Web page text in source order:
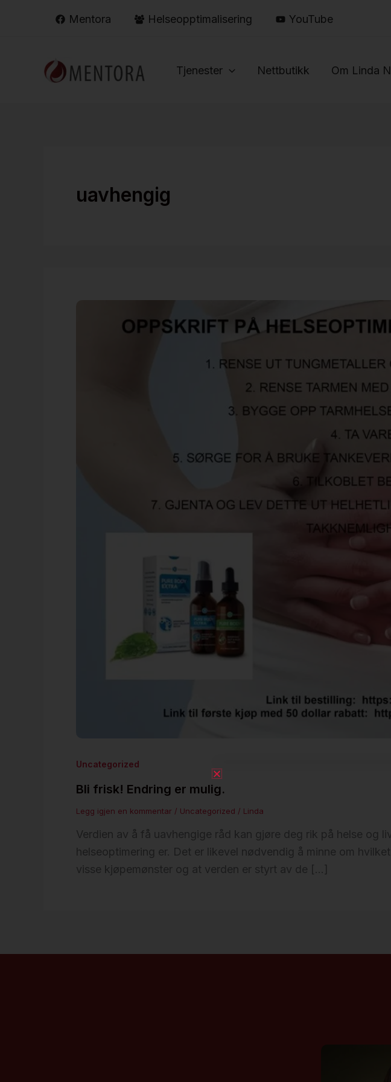
Mentora Helseopptimalisering YouTube
Tjenester Nettbutikk Om Linda
uavhengig
Uncategorized
Bli frisk! Endring er mulig.
Legg igjen en kommentar / Uncategorized / Linda
Verdien av å få uavhengige råd kan gjøre deg rik på helse og
helseoptimering er. Det er likevel nødvendig å minne om
visse kjøpemønster og at verden er styrt av de […]